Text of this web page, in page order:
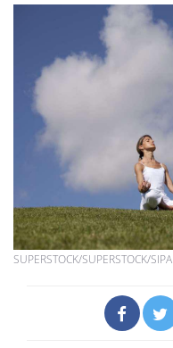
SUPERSTOCK/SUPERSTOCK/SIPA